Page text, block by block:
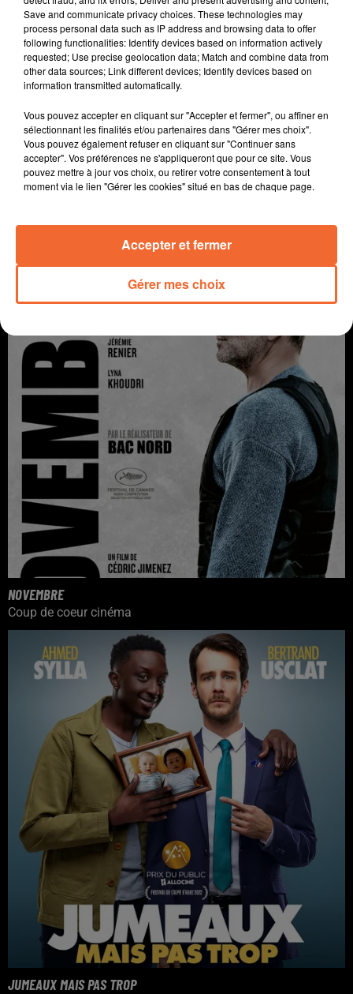
Coup de coeur cinéma
NOVEMBRE
Coup de coeur cinéma
JUMEAUX MAIS PAS TROP
Save and communicate privacy choices. These technologies may
process personal data such as IP address and browsing data to offer
following functionalities: Identify devices based on information actively
requested; Use precise geolocation data; Match and combine data from
other data sources; Link different devices; Identify devices based on
information transmitted automatically.
Vous pouvez accepter en cliquant sur "Accepter et fermer", ou affiner en
sélectionnant les finalités et/ou partenaires dans "Gérer mes choix".
Vous pouvez également refuser en cliquant sur "Continuer sans
accepter". Vos préférences ne s'appliqueront que pour ce site. Vous
pouvez mettre à jour vos choix, ou retirer votre consentement à tout
moment via le lien "Gérer les cookies" situé en bas de chaque page.
Gérer mes choix
Accepter et fermer